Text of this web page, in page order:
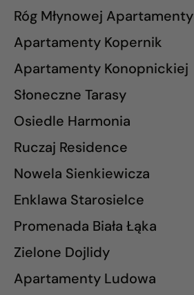
Róg Młynowej Apartamenty
Apartamenty Kopernik
Apartamenty Konopnickiej
Słoneczne Tarasy
Osiedle Harmonia
Ruczaj Residence
Nowela Sienkiewicza
Enklawa Starosielce
Promenada Biała Łąka
Zielone Dojlidy
Apartamenty Ludowa